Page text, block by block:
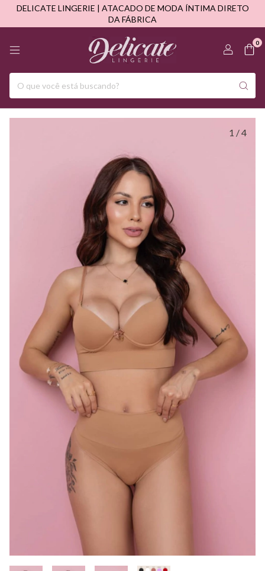
DELICATE LINGERIE | ATACADO DE MODA ÍNTIMA DIRETO
DA FÁBRICA
0
1 /4